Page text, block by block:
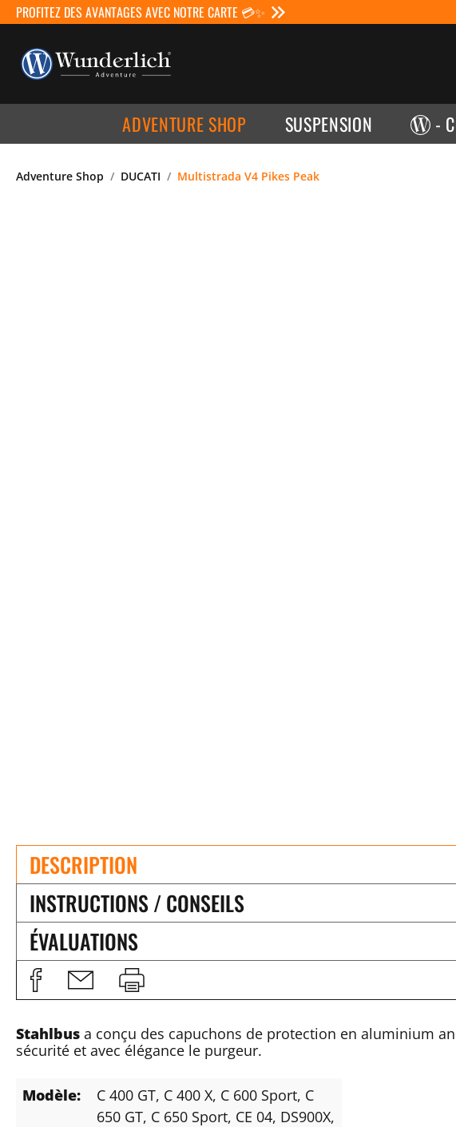
PROFITEZ DES AVANTAGES AVEC NOTRE CARTE 💳✨
ADVENTURE SHOP SUSPENSION -
Adventure Shop DUCATI Multistrada V4 Pikes Peak
DESCRIPTION
INSTRUCTIONS / CONSEILS
ÉVALUATIONS
Stahlbus a conçu des capuchons de protection en aluminium
sécurité et avec élégance le purgeur.
Modèle: C 400 GT, C 400 X, C 600 Sport, C
650 GT, C 650 Sport, CE 04, DS900X,